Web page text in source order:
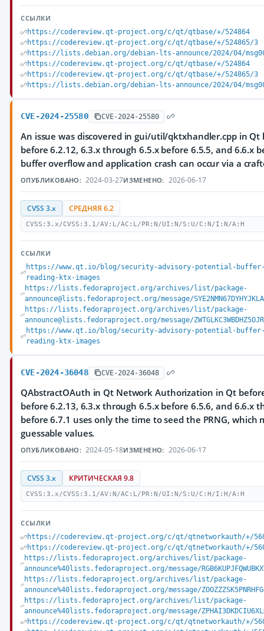
ССЫЛКИ
https://codereview.qt-project.org/c/qt/qtbase/+/524864
https://codereview.qt-project.org/c/qt/qtbase/+/524865/3
https://lists.debian.org/debian-lts-announce/2024/04/
https://codereview.qt-project.org/c/qt/qtbase/+/524864
https://codereview.qt-project.org/c/qt/qtbase/+/524865/3
https://lists.debian.org/debian-lts-announce/2024/04/
CVE-2024-25580 CVE-2024-25580
An issue was discovered in gui/util/qktxhandler.cpp in Qt
before 6.2.12, 6.3.x through 6.5.x before 6.5.5, and 6.6.x
buffer overflow and application crash can occur via a
ОПУБЛИКОВАНО: 2024-03-27ИЗМЕНЕНО: 2026-06-17
CVSS 3.x СРЕДНЯЯ 6.2
CVSS:3.x/CVSS:3.1/AV:L/AC:L/PR:N/UI:N/S:U/C:N/I:N/A:H
ССЫЛКИ
https://www.qt.io/blog/security-advisory-potential-buffer-
reading-ktx-images
https://lists.fedoraproject.org/archives/list/package-
announce@lists.fedoraproject.org/message/
https://lists.fedoraproject.org/archives/list/package-
announce@lists.fedoraproject.org/message/
https://www.qt.io/blog/security-advisory-potential-buffer-
reading-ktx-images
CVE-2024-36048 CVE-2024-36048
QAbstractOAuth in Qt Network Authorization in Qt
before 6.2.13, 6.3.x through 6.5.x before 6.5.6, and 6.6.x
before 6.7.1 uses only the time to seed the PRNG, which
guessable values.
ОПУБЛИКОВАНО: 2024-05-18ИЗМЕНЕНО: 2026-06-17
CVSS 3.x КРИТИЧЕСКАЯ 9.8
CVSS:3.x/CVSS:3.1/AV:N/AC:L/PR:N/UI:N/S:U/C:H/I:H/A:H
ССЫЛКИ
https://codereview.qt-project.org/c/qt/qtnetworkauth/+/
https://codereview.qt-project.org/c/qt/qtnetworkauth/+/
https://lists.fedoraproject.org/archives/list/package-
announce%40lists.fedoraproject.org/message/
https://lists.fedoraproject.org/archives/list/package-
announce%40lists.fedoraproject.org/message/
https://lists.fedoraproject.org/archives/list/package-
announce%40lists.fedoraproject.org/message/
https://codereview.qt-project.org/c/qt/qtnetworkauth/+/